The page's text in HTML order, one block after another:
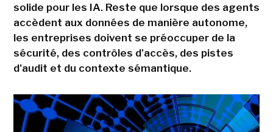
solide pour les IA. Reste que lorsque des agents
accèdent aux données de manière autonome,
les entreprises doivent se préoccuper de la
sécurité, des contrôles d'accès, des pistes
d'audit et du contexte sémantique.